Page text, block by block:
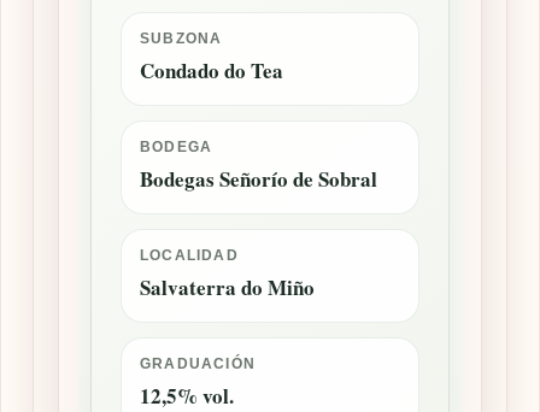
SUBZONA
Condado do Tea
BODEGA
Bodegas Señorío de Sobral
LOCALIDAD
Salvaterra do Miño
GRADUACIÓN
12,5% vol.